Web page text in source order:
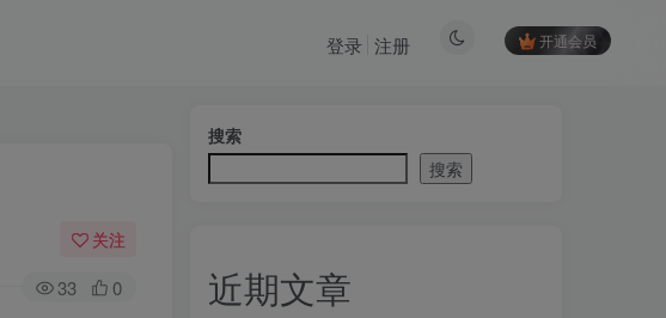
开通会员
登录 注册
关注
33 0
搜索
搜索
近期文章